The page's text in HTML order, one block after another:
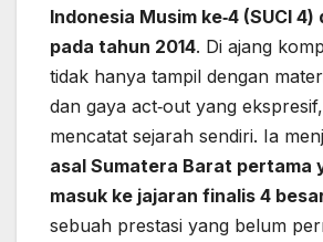
Indonesia Musim ke‑4 (SUCI 4)
pada tahun 2014. Di ajang
tidak hanya tampil dengan
dan gaya act‑out yang
mencatat sejarah sendiri. Ia
asal Sumatera Barat pertama
masuk ke jajaran finalis 4
sebuah prestasi yang belum